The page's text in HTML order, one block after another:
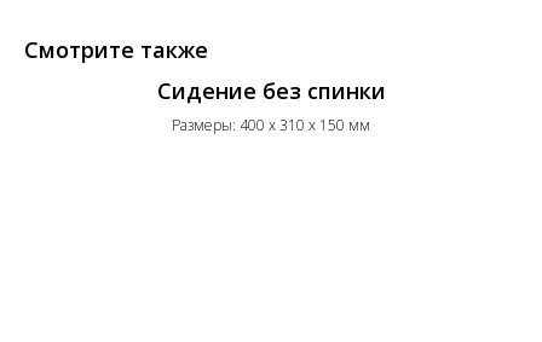
Смотрите также
Сидение без спинки
Размеры: 400 x 310 x 150 мм